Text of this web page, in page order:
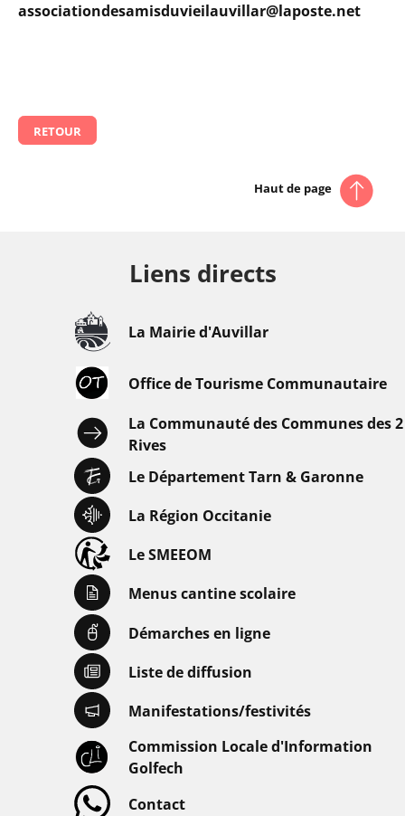
associationdesamisduvieilauvillar@laposte.net
RETOUR
Haut de page
Liens directs
La Mairie d'Auvillar
Office de Tourisme Communautaire
La Communauté des Communes des 2
Rives
Le Département Tarn & Garonne
La Région Occitanie
Le SMEEOM
Menus cantine scolaire
Démarches en ligne
Liste de diffusion
Manifestations/festivités
Commission Locale d'Information
Golfech
Contact